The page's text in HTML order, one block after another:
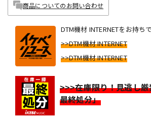
商品についてのお問い合わせ
DTM機材 INTERNETをお持ち
>>DTM機材 INTERNET
>>DTM機材 INTERNET
>>>在庫限り！見逃し
最終処分」